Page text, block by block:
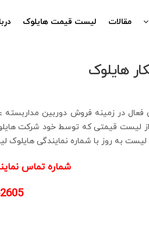
مقالات لیست قیمت هایلوک
هایلوک
فعال در زمینه فروش دوربین
لیست قیمتی که توسط خود شرکت
به روز با شماره نمایندگی
شماره تماس